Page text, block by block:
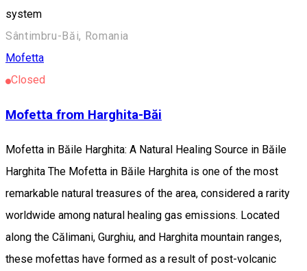
system
Sântimbru-Băi, Romania
Mofetta
Closed
Mofetta from Harghita-Băi
Mofetta in Băile Harghita: A Natural Healing Source in Băile
Harghita The Mofetta in Băile Harghita is one of the most
remarkable natural treasures of the area, considered a rarity
worldwide among natural healing gas emissions. Located
along the Călimani, Gurghiu, and Harghita mountain ranges,
these mofettas have formed as a result of post-volcanic